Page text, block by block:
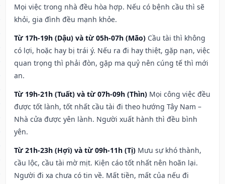
Mọi việc trong nhà đều hòa hợp. Nếu có bệnh cầu thì sẽ
khỏi, gia đình đều mạnh khỏe.
Từ 17h-19h (Dậu) và từ 05h-07h (Mão) Cầu tài thì không
có lợi, hoặc hay bị trái ý. Nếu ra đi hay thiệt, gặp nạn, việc
quan trọng thì phải đòn, gặp ma quỷ nên cúng tế thì mới
an.
Từ 19h-21h (Tuất) và từ 07h-09h (Thìn) Mọi công việc đều
được tốt lành, tốt nhất cầu tài đi theo hướng Tây Nam –
Nhà cửa được yên lành. Người xuất hành thì đều bình
yên.
Từ 21h-23h (Hợi) và từ 09h-11h (Tị) Mưu sự khó thành,
cầu lộc, cầu tài mờ mịt. Kiện cáo tốt nhất nên hoãn lại.
Người đi xa chưa có tin về. Mất tiền, mất của nếu đi